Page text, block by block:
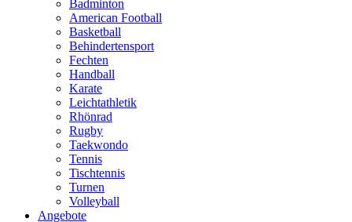
Badminton
American Football
Basketball
Behindertensport
Fechten
Handball
Karate
Leichtathletik
Rhönrad
Rugby
Taekwondo
Tennis
Tischtennis
Turnen
Volleyball
Angebote